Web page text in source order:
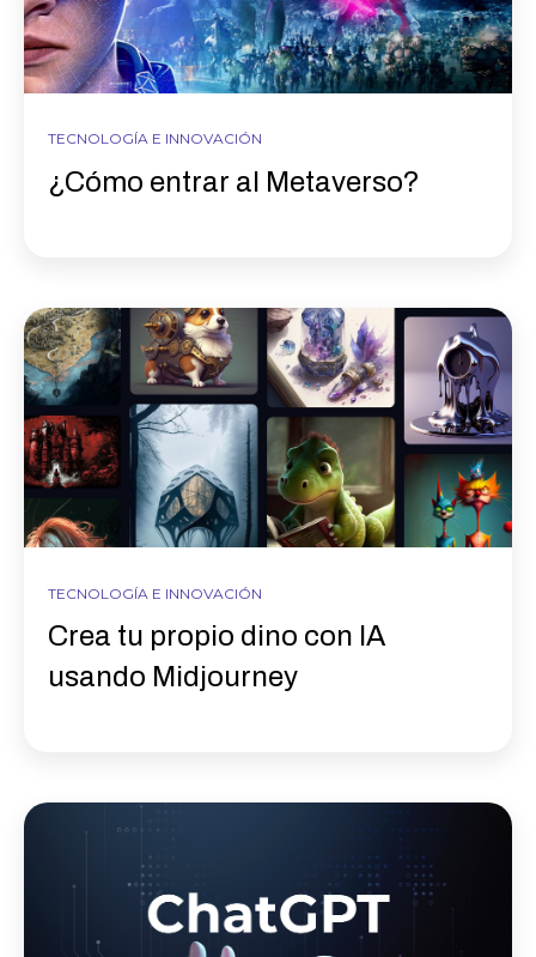
TECNOLOGÍA E INNOVACIÓN
¿Cómo entrar al Metaverso?
TECNOLOGÍA E INNOVACIÓN
Crea tu propio dino con IA
usando Midjourney